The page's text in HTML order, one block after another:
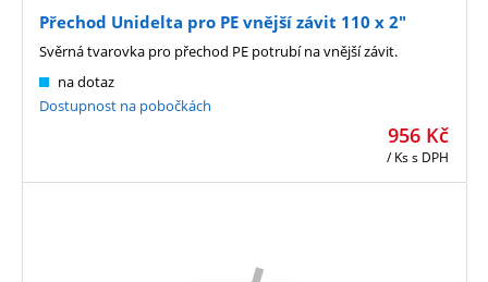
Přechod Unidelta pro PE vnější závit 110 x 2"
956 Kč
/ Kss DPH
na dotaz
Dostupnost na pobočkách
Svěrná tvarovka pro přechod PE potrubí na vnější závit.